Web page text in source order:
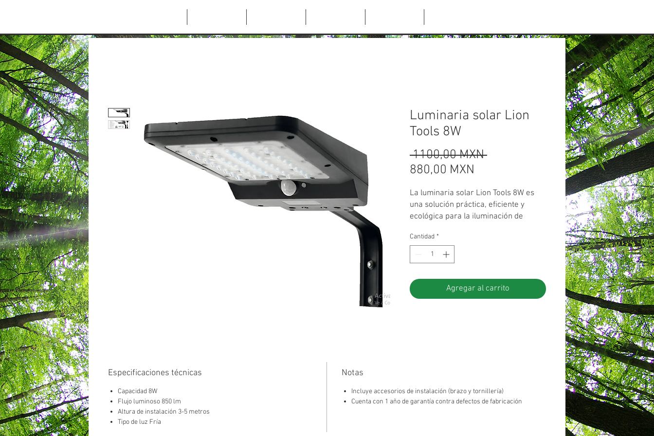
Luminaria solar Lion
Tools 8W
1100,00 MXN Precio
880,00 MXN
La luminaria solar Lion Tools 8W es
una solución práctica, eficiente y
ecológica para la iluminación de
jardines, patios, accesos, fachadas,
caminos y áreas residenciales o
comerciales.
Cantidad *
Agregar al carrito
Especificaciones técnicas
Capacidad 8W
Flujo luminoso 850 lm
Altura de instalación 3-5 metros
Tipo de luz Fría
Notas
Incluye accesorios de instalación (brazo y tornillería)
Cuenta con 1 año de garantía contra defectos de fabricación